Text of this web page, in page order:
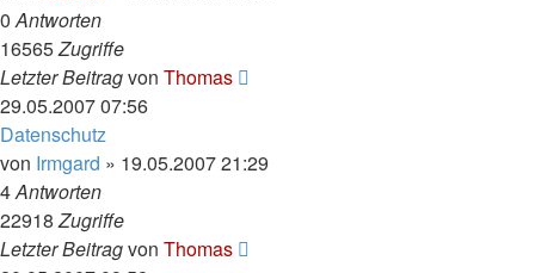
0Antworten
16565Zugriffe
Letzter Beitragvon Thomas
29.05.2007 07:56
Datenschutz
von Irmgard » 19.05.2007 21:29
4Antworten
22918Zugriffe
Letzter Beitragvon Thomas